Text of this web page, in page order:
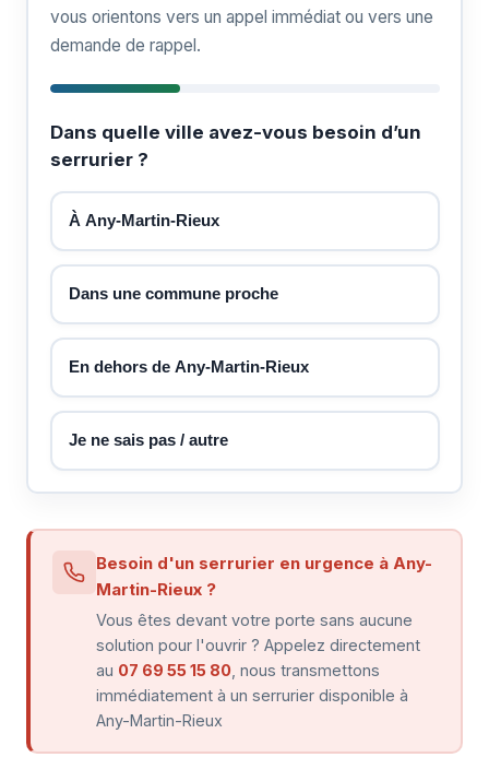
vous orientons vers un appel immédiat ou vers une
demande de rappel.
Dans quelle ville avez-vous besoin d’un
serrurier ?
À Any-Martin-Rieux
Dans une commune proche
En dehors de Any-Martin-Rieux
Je ne sais pas / autre
Besoin d'un serrurier en urgence à Any-
Martin-Rieux ?
Vous êtes devant votre porte sans aucune
solution pour l'ouvrir ? Appelez directement
au 07 69 55 15 80 , nous transmettons
immédiatement à un serrurier disponible à
Any-Martin-Rieux